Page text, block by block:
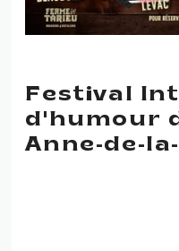
Festival
d'humour
Anne-de-